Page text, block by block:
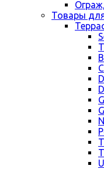
Товары